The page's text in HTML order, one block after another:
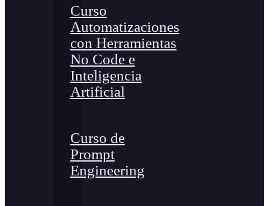
Curso
Automatizaciones
con Herramientas
No Code e
Inteligencia
Artificial
Curso de
Prompt
Engineering